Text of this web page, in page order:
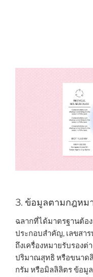
3. ข้อมูลตามกฎหม
ฉลากที่ได้มาตรฐานต้อ
ประกอบสำคัญ, เลขสา
ถึงเครื่องหมายรับรองต่
ปริมาณสุทธิ หรือขนาด
กรัม หรือมิลลิลิตร ข้อมู